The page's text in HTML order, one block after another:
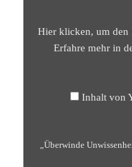
ATMA
BODHA
Hier klicken, um den
Erfahre mehr in
Inhalt von
„Überwinde